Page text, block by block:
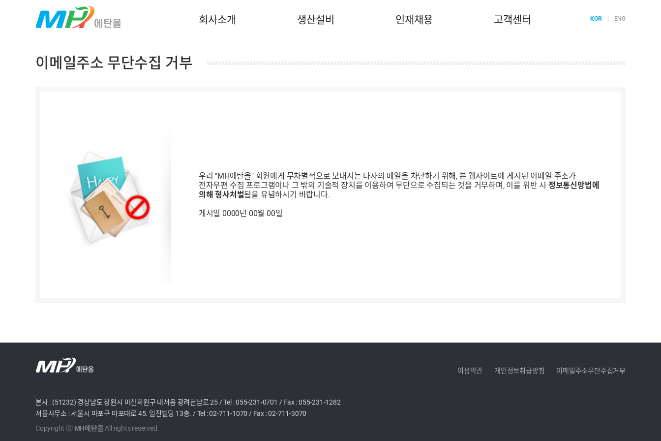
회사소개 생산설비 인재채용 고객센터 KOR ENG
이메일주소 무단수집 거부
우리 "MH에탄올" 회원에게 무차별적으로 보내지는 타사의 메일을 차단하기 위해, 본 웹사이트에 게시된 이메일 주소가
전자우편 수집 프로그램이나 그 밖의 기술적 장치를 이용하여 무단으로 수집되는 것을 거부하며, 이를 위반 시 정보통신망법에
의해 형사처벌됨을 유념하시기 바랍니다.
게시일 0000년 00월 00일
이용약관 개인정보취급방침 이메일주소무단수집거부
본사 : (51232) 경상남도 창원시 마산회원구 내서읍 광려천남로 25 /Tel :055-231-0701 /Fax : 055-231-1282
서울사무소 : 서울시 마포구 마포대로 45. 일진빌딩 13층. /Tel :02-711-1070 / Fax : 02-711-3070
Copyright ⓒ MH에탄올 All rights reserved.